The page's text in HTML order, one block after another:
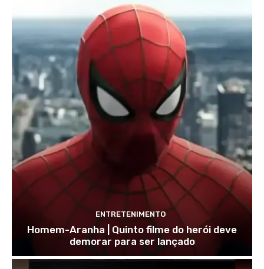
ENTRETENIMENTO
Homem-Aranha | Quinto filme do herói deve
demorar para ser lançado